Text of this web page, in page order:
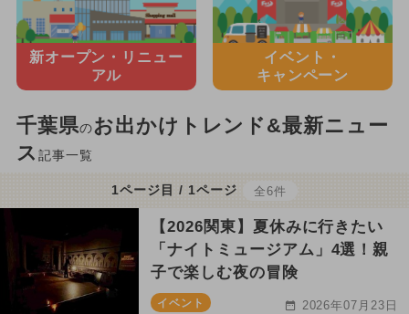
新オープン・ リニュー
アル
イベント・
キャンペーン
千葉県のお出かけトレンド&最新ニュー
ス 記事一覧
1ページ目 / 1ページ 全6件
【2026関東】夏休みに行きたい
「ナイトミュージアム」4選！親
子で楽しむ夜の冒険
イベント 2026年07月23日